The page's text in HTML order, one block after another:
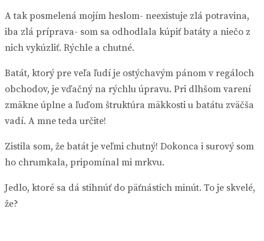
A tak posmelená mojím heslom- neexistuje zlá potravina,
iba zlá príprava- som sa odhodlala kúpiť batáty a niečo z
nich vykúzliť. Rýchle a chutné.
Batát, ktorý pre veľa ľudí je ostýchavým pánom v regáloch
obchodov, je vďačný na rýchlu úpravu. Pri dlhšom varení
zmäkne úplne a ľuďom štruktúra mäkkosti u batátu zväčša
vadí. A mne teda určite!
Zistila som, že batát je veľmi chutný! Dokonca i surový som
ho chrumkala, pripomínal mi mrkvu.
Jedlo, ktoré sa dá stihnúť do päťnástich minút. To je skvelé,
že?